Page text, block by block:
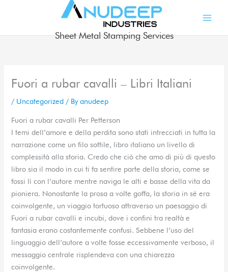
Sheet Metal Stamping Services
Fuori a rubar cavalli – Libri Italiani
/ Uncategorized / Byanudeep
Fuori a rubar cavalli Per Petterson
I temi dell’amore e della perdita sono stati intrecciati in tutta la
narrazione come un filo sottile, libro italiano un livello di
complessità alla storia. Credo che ciò che amo di più di questo
libro sia il modo in cui ti fa sentire parte della storia, come se
fossi lì con l’autore mentre naviga le alti e basse della vita da
pioniera. Nonostante la prosa a volte goffa, la storia in sé era
coinvolgente, un viaggio tortuoso attraverso un paesaggio di
Fuori a rubar cavalli e incubi, dove i confini tra realtà e
fantasia erano costantemente confusi. Sebbene l’uso del
linguaggio dell’autore a volte fosse eccessivamente verboso, il
messaggio centrale risplendeva con una chiarezza
coinvolgente.